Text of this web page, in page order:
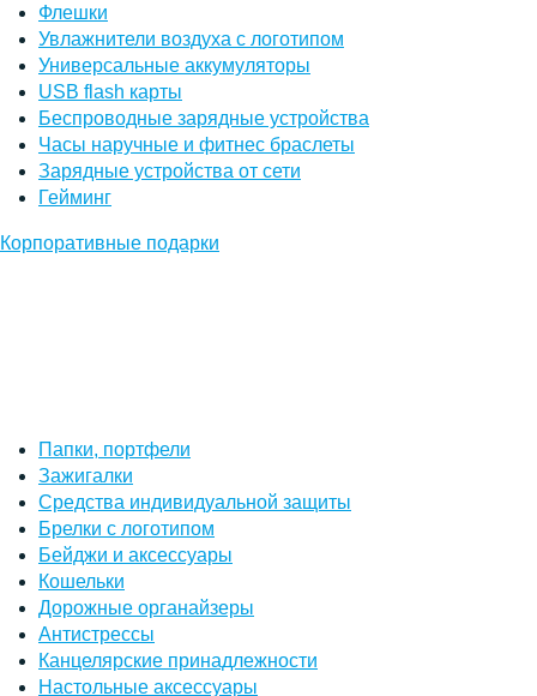
Флешки
Увлажнители воздуха с логотипом
Универсальные аккумуляторы
USB flash карты
Беспроводные зарядные устройства
Часы наручные и фитнес браслеты
Зарядные устройства от сети
Гейминг
Корпоративные подарки
Папки, портфели
Зажигалки
Средства индивидуальной защиты
Брелки с логотипом
Бейджи и аксессуары
Кошельки
Дорожные органайзеры
Антистрессы
Канцелярские принадлежности
Настольные аксессуары